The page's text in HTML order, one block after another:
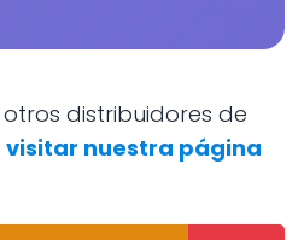
visitar nuestra página